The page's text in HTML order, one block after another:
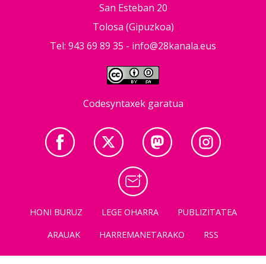
San Esteban 20
Tolosa (Gipuzkoa)
Tel: 943 69 89 35 - info@28kanala.eus
Codesyntaxek garatua
HONI BURUZ LEGE OHARRA
PUBLIZITATEA
ARAUAK
HARREMANETARAKO RSS